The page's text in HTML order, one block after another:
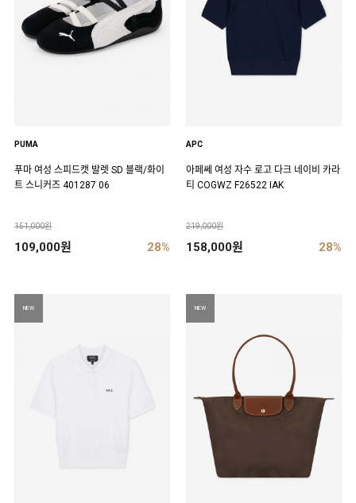
PUMA
푸마 여성 스피드캣 발렛 SD 블랙/화이
트 스니커즈 401287 06
151,000원
109,000원 28%
APC
아페쎄 여성 자수 로고 다크 네이비 카라
티 COGWZ F26522 IAK
219,000원
158,000원 28%
NEW NEW